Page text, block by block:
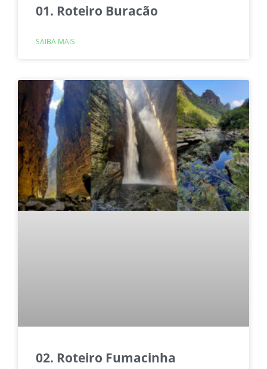
01. Roteiro Buracão
SAIBA MAIS
02. Roteiro Fumacinha